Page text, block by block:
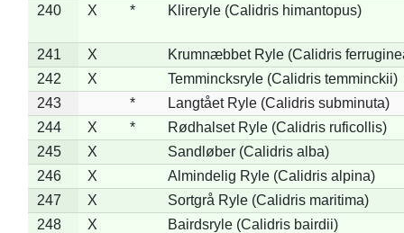
240
X * Klireryle (Calidris himantopus)
241 X
Krumnæbbet Ryle (Calidris
242
X
Temmincksryle (Calidris temminckii)
243
*
Langtået Ryle (Calidris subminuta)
244
X *
Rødhalset Ryle (Calidris ruficollis)
245
X
Sandløber (Calidris alba)
246
X
Almindelig Ryle (Calidris alpina)
247
X
Sortgrå Ryle (Calidris maritima)
248
X
Bairdsryle (Calidris bairdii)